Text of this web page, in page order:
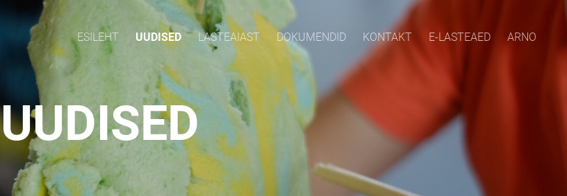
ESILEHT UUDISED LASTEAIAST DOKUMENDID KONTAKT E-LASTEAED ARNO
UUDISED